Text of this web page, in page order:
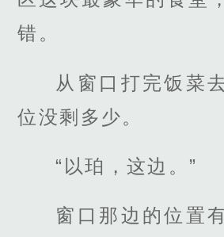
错。
从窗口打完饭菜
位没剩多少。
“以珀，这边。”
窗口那边的位置